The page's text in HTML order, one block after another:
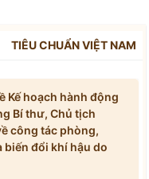
TIÊU CHUẨN VIỆT NAM
Kế hoạch hành động
Bí thư, Chủ tịch
công tác phòng,
biến đổi khí hậu do